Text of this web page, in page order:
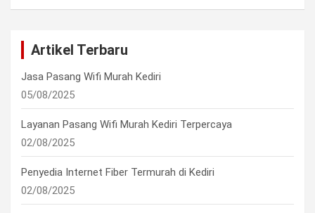
Artikel Terbaru
Jasa Pasang Wifi Murah Kediri
05/08/2025
Layanan Pasang Wifi Murah Kediri Terpercaya
02/08/2025
Penyedia Internet Fiber Termurah di Kediri
02/08/2025